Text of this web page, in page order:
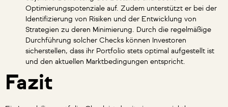
Optimierungspotenziale auf. Zudem unterstützt er bei der
Identifizierung von Risiken und der Entwicklung von
Strategien zu deren Minimierung. Durch die regelmäßige
Durchführung solcher Checks können Investoren
sicherstellen, dass ihr Portfolio stets optimal aufgestellt ist
und den aktuellen Marktbedingungen entspricht.
Fazit